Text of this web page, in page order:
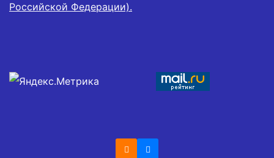
Российской Федерации).